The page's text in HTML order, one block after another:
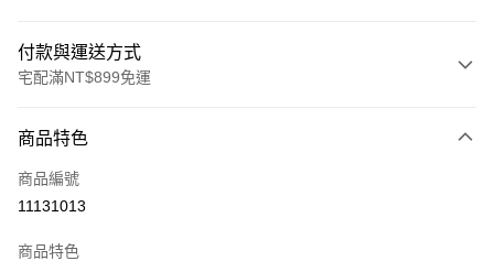
付款與運送方式
宅配滿NT$899免運
信用卡一次付款
LINE Pay
商品特色
商品編號
11131013
商品特色